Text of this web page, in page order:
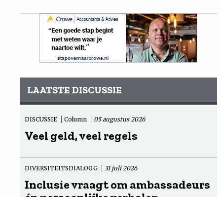
LAATSTE DISCUSSIE
DISCUSSIE Column 05 augustus 2026
Veel geld, veel regels
DIVERSITEITSDIALOOG 31 juli 2026
Inclusie vraagt om ambassadeurs